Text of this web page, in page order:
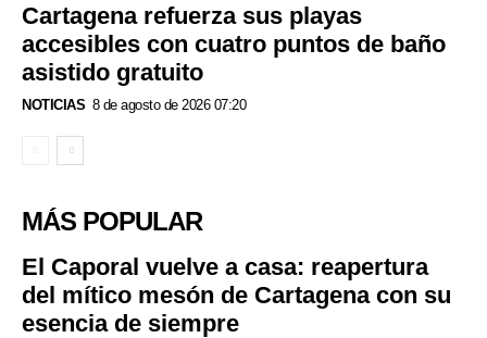
Cartagena refuerza sus playas
accesibles con cuatro puntos de baño
asistido gratuito
NOTICIAS 8 de agosto de 2026 07:20
MÁS POPULAR
El Caporal vuelve a casa: reapertura
del mítico mesón de Cartagena con su
esencia de siempre